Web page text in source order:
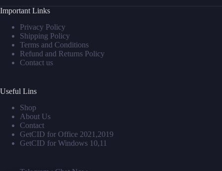
Important Links
Privacy Policy
Shipping Policy
Terms and Conditions
Refund and Returns Policy
Contact us
Useful Lins
Shop
About Us
Contact
GetCID for Office 2021,2019
GetCID for Windows 10,11